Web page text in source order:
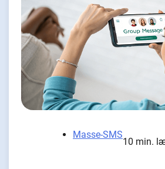
Masse-SMS
10 min.